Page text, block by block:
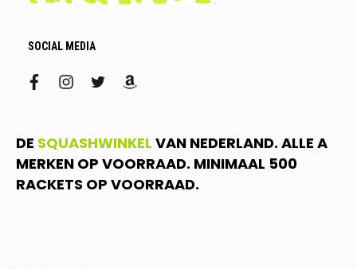
SOCIAL MEDIA
facebookinstagram
twitteramazon
DE SQUASHWINKEL VAN NEDERLAND. ALLE A
MERKEN OP VOORRAAD. MINIMAAL 500
RACKETS OP VOORRAAD.